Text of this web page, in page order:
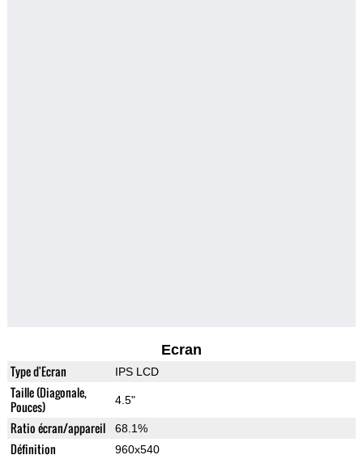
Ecran
Type d'Ecran IPS LCD
Taille (Diagonale,
Pouces)
4.5"
Ratio écran/appareil 68.1%
Définition 960x540